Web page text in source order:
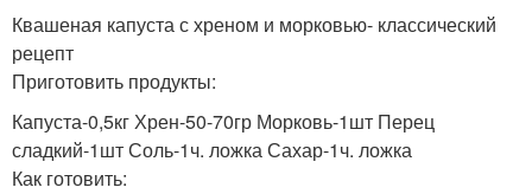
Квашеная капуста с хреном и морковью- классический
рецепт
Приготовить продукты:
Капуста-0,5кг Хрен-50-70гр Морковь-1шт Перец
сладкий-1шт Соль-1ч. ложка Сахар-1ч. ложка
Как готовить: